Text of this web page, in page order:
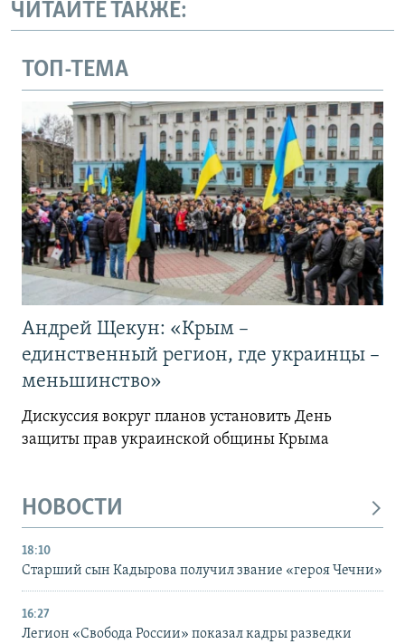
ЧИТАЙТЕ ТАКЖЕ:
ТОП-ТЕМА
Андрей Щекун: «Крым –
единственный регион, где украинцы –
меньшинство»
Дискуссия вокруг планов установить День
защиты прав украинской общины Крыма
НОВОСТИ
18:10
Старший сын Кадырова получил звание «героя Чечни»
16:27
Легион «Свобода России» показал кадры разведки